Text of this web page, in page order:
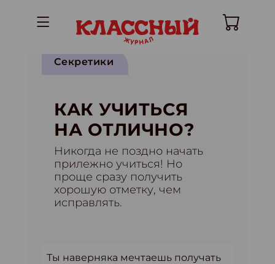
Секретики
КАК УЧИТЬСЯ
НА ОТЛИЧНО?
Никогда не поздно начать
прилежно учиться! Но
проще сразу получить
хорошую отметку, чем
исправлять.
Ты наверняка мечтаешь получать